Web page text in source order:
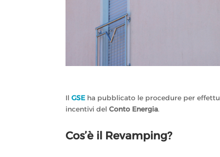
IlGSE ha pubblicato le procedure per
incentivi delConto Energia.
Cos’è il Revamping?